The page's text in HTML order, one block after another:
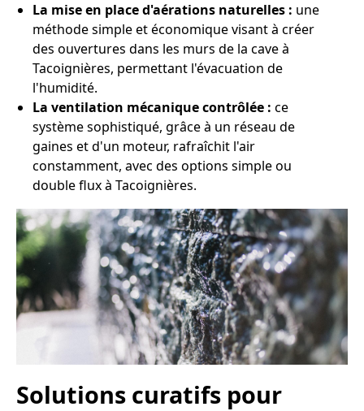
La mise en place d'aérations naturelles : une
méthode simple et économique visant à créer
des ouvertures dans les murs de la cave à
Tacoignières, permettant l'évacuation de
l'humidité.
La ventilation mécanique contrôlée : ce
système sophistiqué, grâce à un réseau de
gaines et d'un moteur, rafraîchit l'air
constamment, avec des options simple ou
double flux à Tacoignières.
Solutions curatifs pour